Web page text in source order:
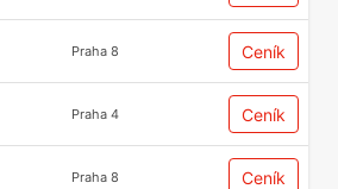
Praha 8 Ceník
Praha 4 Ceník
Praha 8 Ceník